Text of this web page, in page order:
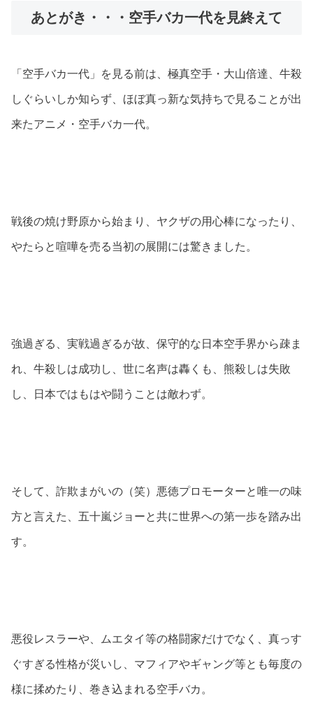
あとがき・・・空手バカ一代を見終えて
「空手バカ一代」を見る前は、極真空手・大山倍達、牛殺
しぐらいしか知らず、ほぼ真っ新な気持ちで見ることが出
来たアニメ・空手バカ一代。
戦後の焼け野原から始まり、ヤクザの用心棒になったり、
やたらと喧嘩を売る当初の展開には驚きました。
強過ぎる、実戦過ぎるが故、保守的な日本空手界から疎ま
れ、牛殺しは成功し、世に名声は轟くも、熊殺しは失敗
し、日本ではもはや闘うことは敵わず。
そして、詐欺まがいの（笑）悪徳プロモーターと唯一の味
方と言えた、五十嵐ジョーと共に世界への第一歩を踏み出
す。
悪役レスラーや、ムエタイ等の格闘家だけでなく、真っす
ぐすぎる性格が災いし、マフィアやギャング等とも毎度の
様に揉めたり、巻き込まれる空手バカ。